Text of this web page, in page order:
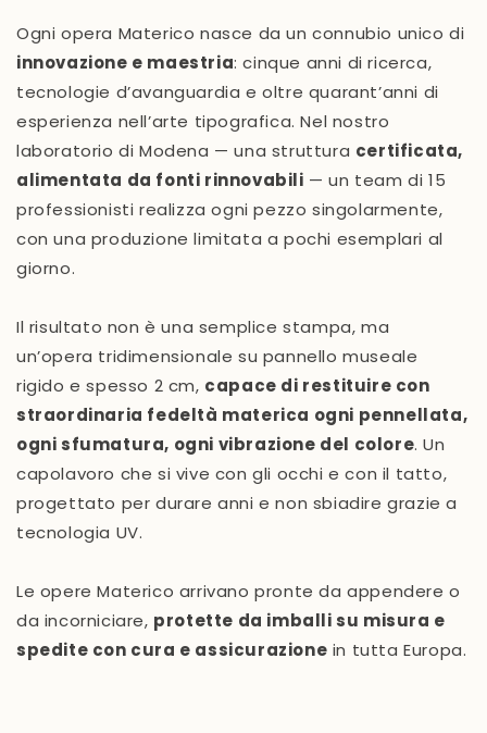
Ogni opera Materico nasce da un connubio unico di
innovazione e maestria: cinque anni di ricerca,
tecnologie d’avanguardia e oltre quarant’anni di
esperienza nell’arte tipografica. Nel nostro
laboratorio di Modena — una struttura certificata,
alimentata da fonti rinnovabili — un team di 15
professionisti realizza ogni pezzo singolarmente,
con una produzione limitata a pochi esemplari al
giorno.
Il risultato non è una semplice stampa, ma
un’opera tridimensionale su pannello museale
rigido e spesso 2 cm, capace di restituire con
straordinaria fedeltà materica ogni pennellata,
ogni sfumatura, ogni vibrazione del colore. Un
capolavoro che si vive con gli occhi e con il tatto,
progettato per durare anni e non sbiadire grazie a
tecnologia UV.
Le opere Materico arrivano pronte da appendere o
da incorniciare, protette da imballi su misura e
spedite con cura e assicurazione in tutta Europa.